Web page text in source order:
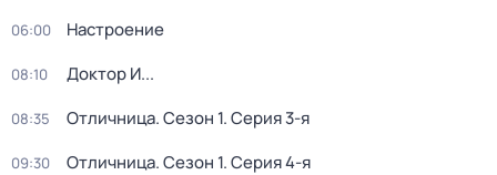
06:00 Настроение
08:10 Доктор И...
08:35 Отличница. Сезон 1. Серия 3-я
09:30 Отличница. Сезон 1. Серия 4-я